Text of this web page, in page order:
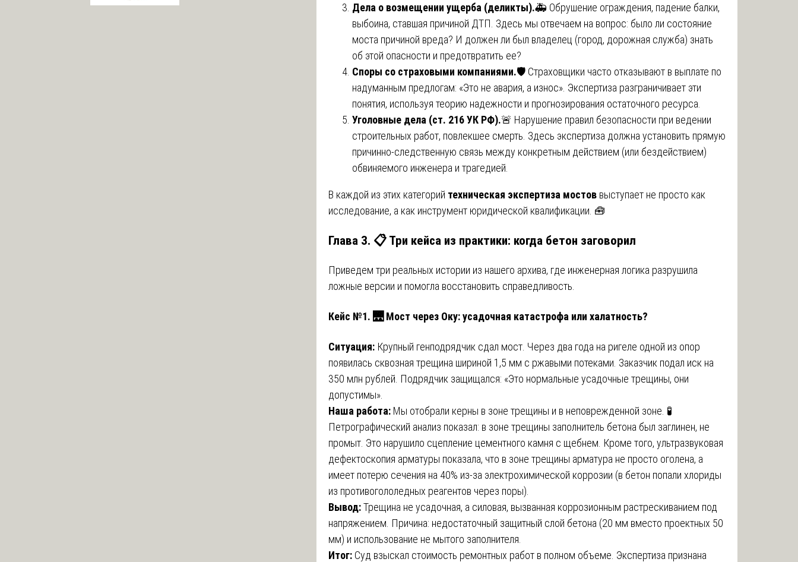
Дела о возмещении ущерба (деликты).🚑 Обрушение ограждения, падение балки,
выбоина, ставшая причиной ДТП. Здесь мы отвечаем на вопрос: было ли состояние
моста причиной вреда? И должен ли был владелец (город, дорожная служба) знать
об этой опасности и предотвратить ее?
Споры со страховыми компаниями.🛡️ Страховщики часто отказывают в выплате по
надуманным предлогам: «Это не авария, а износ». Экспертиза разграничивает эти
понятия, используя теорию надежности и прогнозирования остаточного ресурса.
Уголовные дела (ст. 216 УК РФ).🚨 Нарушение правил безопасности при ведении
строительных работ, повлекшее смерть. Здесь экспертиза должна установить прямую
причинно-следственную связь между конкретным действием (или бездействием)
обвиняемого инженера и трагедией.
В каждой из этих категорий техническая экспертиза мостов выступает не просто как
исследование, а как инструмент юридической квалификации. 🧰
Глава 3. 📋 Три кейса из практики: когда бетон заговорил
Приведем три реальных истории из нашего архива, где инженерная логика разрушила
ложные версии и помогла восстановить справедливость.
Кейс №1. 🌉 Мост через Оку: усадочная катастрофа или халатность?
Ситуация: Крупный генподрядчик сдал мост. Через два года на ригеле одной из опор
появилась сквозная трещина шириной 1,5 мм с ржавыми потеками. Заказчик подал иск на
350 млн рублей. Подрядчик защищался: «Это нормальные усадочные трещины, они
допустимы».
Наша работа: Мы отобрали керны в зоне трещины и в неповрежденной зоне. 🧪
Петрографический анализ показал: в зоне трещины заполнитель бетона был заглинен, не
промыт. Это нарушило сцепление цементного камня с щебнем. Кроме того, ультразвуковая
дефектоскопия арматуры показала, что в зоне трещины арматура не просто оголена, а
имеет потерю сечения на 40% из-за электрохимической коррозии (в бетон попали хлориды
из противогололедных реагентов через поры).
Вывод:Трещина не усадочная, а силовая, вызванная коррозионным растрескиванием под
напряжением. Причина: недостаточный защитный слой бетона (20 мм вместо проектных 50
мм) и использование не мытого заполнителя.
Итог: Суд взыскал стоимость ремонтных работ в полном объеме. Экспертиза признана